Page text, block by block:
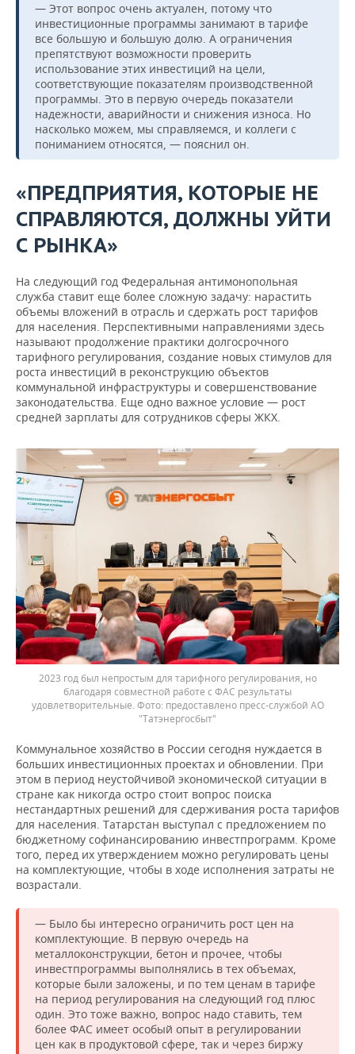
— Этот вопрос очень актуален, потому что
инвестиционные программы занимают в тарифе
все большую и большую долю. А ограничения
препятствуют возможности проверить
использование этих инвестиций на цели,
соответствующие показателям производственной
программы. Это в первую очередь показатели
надежности, аварийности и снижения износа. Но
насколько можем, мы справляемся, и коллеги с
пониманием относятся, — пояснил он.
«ПРЕДПРИЯТИЯ, КОТОРЫЕ НЕ
СПРАВЛЯЮТСЯ, ДОЛЖНЫ УЙТИ
С РЫНКА»
На следующий год Федеральная антимонопольная
служба ставит еще более сложную задачу: нарастить
объемы вложений в отрасль и сдержать рост тарифов
для населения. Перспективными направлениями здесь
называют продолжение практики долгосрочного
тарифного регулирования, создание новых стимулов для
роста инвестиций в реконструкцию объектов
коммунальной инфраструктуры и совершенствование
законодательства. Еще одно важное условие — рост
средней зарплаты для сотрудников сферы ЖКХ.
2023 год был непростым для тарифного регулирования, но
благодаря совместной работе с ФАС результаты
удовлетворительные.
предоставлено пресс-службой АО
"Татэнергосбыт"
Коммунальное хозяйство в России сегодня нуждается в
больших инвестиционных проектах и обновлении. При
этом в период неустойчивой экономической ситуации в
стране как никогда остро стоит вопрос поиска
нестандартных решений для сдерживания роста тарифов
для населения. Татарстан выступал с предложением по
бюджетному софинансированию инвестпрограмм. Кроме
того, перед их утверждением можно регулировать цены
на комплектующие, чтобы в ходе исполнения затраты не
возрастали.
— Было бы интересно ограничить рост цен на
комплектующие. В первую очередь на
металлоконструкции, бетон и прочее, чтобы
инвестпрограммы выполнялись в тех объемах,
которые были заложены, и по тем ценам в тарифе
на период регулирования на следующий год плюс
один. Это тоже важно, вопрос надо ставить, тем
более ФАС имеет особый опыт в регулировании
цен как в продуктовой сфере, так и через биржу